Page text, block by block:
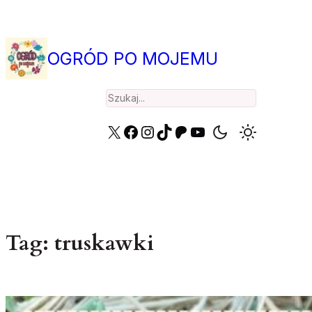
treści
OGRÓD PO MOJEMU
Search
X Facebook
Instagram
TikTok
Patreon
YouTube
Tag: truskawki